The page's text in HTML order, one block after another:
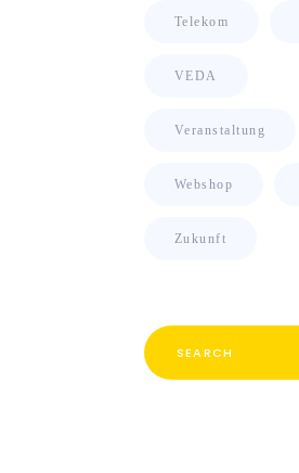
Telekom
VEDA
Veranstaltung
Webshop
Zukunft